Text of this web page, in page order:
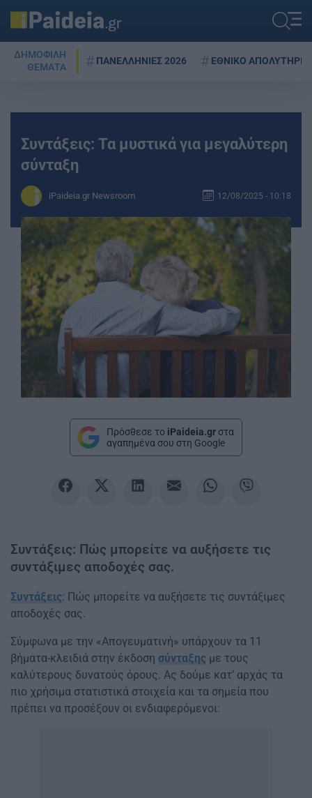
ΔΗΜΟΦΙΛΗ
ΘΕΜΑΤΑ
ΠΑΝΕΛΛΗΝΙΕΣ 2026 ΕΘΝΙΚΟ ΑΠΟΛΥΤΗΡΙΟ
Συντάξεις: Τα μυστικά για μεγαλύτερη
σύνταξη
iPaideia.gr Newsroom 12/08/2025 - 10:18
Πρόσθεσε το iPaideia.gr στα
αγαπημένα σου στη Google
Συντάξεις: Πώς μπορείτε να αυξήσετε τις
συντάξιμες αποδοχές σας.
Συντάξεις: Πώς μπορείτε να αυξήσετε τις συντάξιμες
αποδοχές σας.
Σύμφωνα με την «Απογευματινή» υπάρχουν τα 11
βήματα-κλειδιά στην έκδοση σύνταξης με τους
καλύτερους δυνατούς όρους. Ας δούμε κατ’ αρχάς τα
πιο χρήσιμα στατιστικά στοιχεία και τα σημεία που
πρέπει να προσέξουν οι ενδιαφερόμενοι: